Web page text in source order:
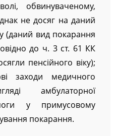
обвинуваченому,
не досяг на даний
(даний вид покарання
до ч. 3 ст. 61 КК
пенсійного віку);
заходи медичного
амбулаторної
у примусовому
покарання.